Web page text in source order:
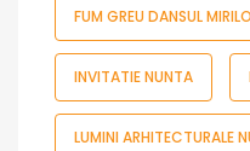
FUM GREU DANSUL
INVITATIE NUNTA
LUMINI ARHITECTURALE